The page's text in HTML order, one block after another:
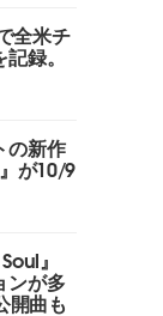
全米チ
録。
の新作
が10/9
』
ンが多
開曲も